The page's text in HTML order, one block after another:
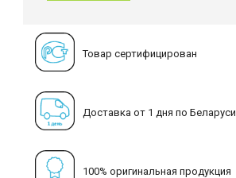
Товар сертифицирован
Доставка от 1 дня по Беларуси
100% оригинальная продукция